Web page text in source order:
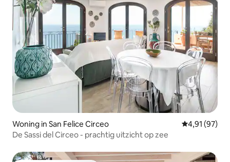
Woning in San Felice Circeo Gemiddelde
4,91 (97)
De Sassi del Circeo - prachtig uitzicht op zee